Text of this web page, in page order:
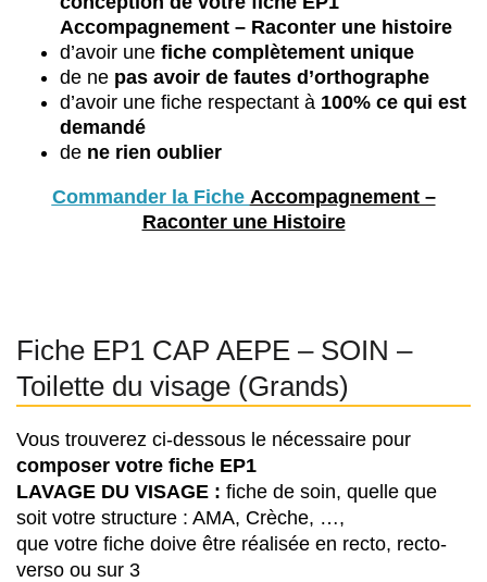
Accompagnement – Raconter une histoire
d’avoir une fiche complètement unique
de ne pas avoir de fautes d’orthographe
d’avoir une fiche respectant à 100% ce qui est
demandé
de ne rien oublier
Commander la Fiche Accompagnement –
Raconter une Histoire
Fiche EP1 CAP AEPE – SOIN –
Toilette du visage (Grands)
Vous trouverez ci-dessous le nécessaire pour
composer votre fiche EP1
LAVAGE DU VISAGE : fiche de soin, quelle que
soit votre structure : AMA, Crèche, …,
que votre fiche doive être réalisée en recto, recto-
verso ou sur 3